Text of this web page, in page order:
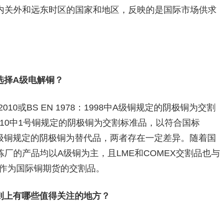
外和远东时区的国家和地区，反映的是国际市场供求
择A级电解铜？
或BS EN 1978：1998中A级铜规定的阴极铜为交割
中1号铜规定的阴极铜为交割标准品，以符合国标
规定的阴极铜为替代品，两者存在一定差异。随着国
的产品均以A级铜为主，且LME和COMEX交割品也与
为国际铜期货的交割品。
有哪些值得关注的地方？